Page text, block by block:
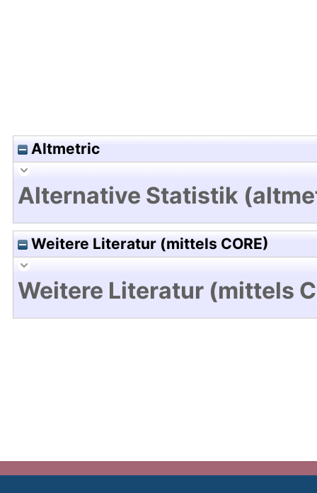
Altmetric
Alternative Statistik
Weitere Literatur (mittels CORE)
Weitere Literatur (mittels